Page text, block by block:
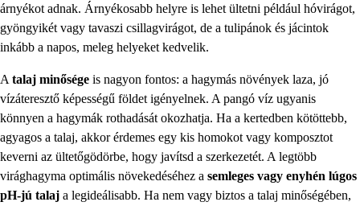
árnyékot adnak. Árnyékosabb helyre is lehet ültetni például hóvirágot,
gyöngyikét vagy tavaszi csillagvirágot, de a tulipánok és jácintok
inkább a napos, meleg helyeket kedvelik.
A talaj minősége is nagyon fontos: a hagymás növények laza, jó
vízáteresztő képességű földet igényelnek. A pangó víz ugyanis
könnyen a hagymák rothadását okozhatja. Ha a kertedben kötöttebb,
agyagos a talaj, akkor érdemes egy kis homokot vagy komposztot
keverni az ültetőgödörbe, hogy javítsd a szerkezetét. A legtöbb
virághagyma optimális növekedéséhez a semleges vagy enyhén lúgos
pH-jú talaj a legideálisabb. Ha nem vagy biztos a talaj minőségében,